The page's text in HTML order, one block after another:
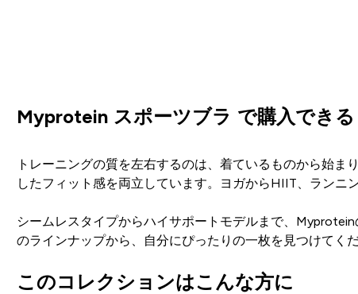
Myprotein スポーツブラ で購入できる
トレーニングの質を左右するのは、着ているものから始
したフィット感を両立しています。ヨガからHIIT、ランニ
シームレスタイプからハイサポートモデルまで、
のラインナップから、自分にぴったりの一枚を見つけてくだ
このコレクションはこんな方に